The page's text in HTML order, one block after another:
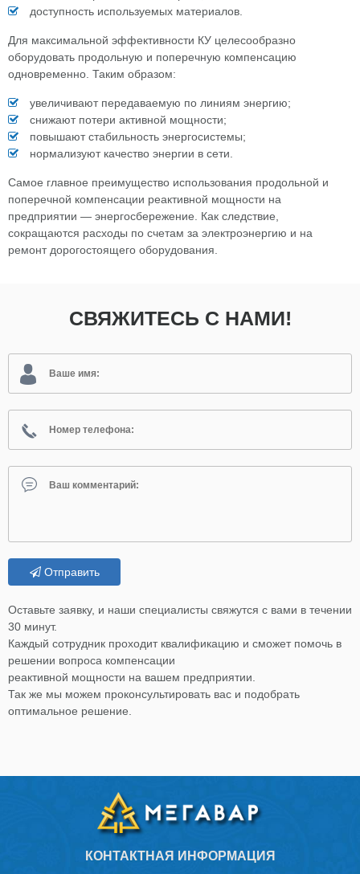
доступность используемых материалов.
Для максимальной эффективности КУ целесообразно
оборудовать продольную и поперечную компенсацию
одновременно. Таким образом:
увеличивают передаваемую по линиям энергию;
снижают потери активной мощности;
повышают стабильность энергосистемы;
нормализуют качество энергии в сети.
Самое главное преимущество использования продольной и
поперечной компенсации реактивной мощности на
предприятии — энергосбережение. Как следствие,
сокращаются расходы по счетам за электроэнергию и на
ремонт дорогостоящего оборудования.
СВЯЖИТЕСЬ С НАМИ!
Отправить
Оставьте заявку, и наши специалисты свяжутся с вами в течении
30 минут.
Каждый сотрудник проходит квалификацию и сможет помочь в
решении вопроса компенсации
реактивной мощности на вашем предприятии.
Так же мы можем проконсультировать вас и подобрать
оптимальное решение.
КОНТАКТНАЯ ИНФОРМАЦИЯ